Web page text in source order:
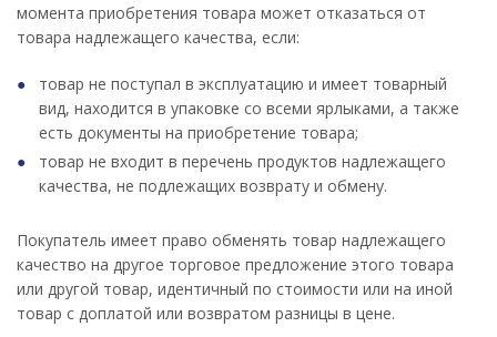
момента приобретения товара может отказаться от
товара надлежащего качества, если:
товар не поступал в эксплуатацию и имеет товарный
вид, находится в упаковке со всеми ярлыками, а также
есть документы на приобретение товара;
товар не входит в перечень продуктов надлежащего
качества, не подлежащих возврату и обмену.
Покупатель имеет право обменять товар надлежащего
качество на другое торговое предложение этого товара
или другой товар, идентичный по стоимости или на иной
товар с доплатой или возвратом разницы в цене.